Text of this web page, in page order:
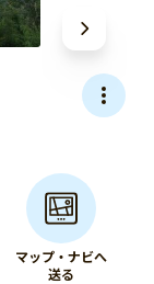
マップ・ナビへ
送る